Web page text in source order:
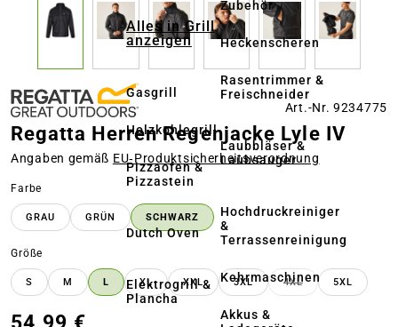
Alles in Grill
anzeigen
Gasgrill
Holzkohlegrill
Pizzaofen &
Pizzastein
Dutch Oven
Elektrogrill &
Plancha
Zubehör
Heckenscheren
Rasentrimmer &
Freischneider
Laubbläser &
Laubsauger
Hochdruckreiniger
&
Terrassenreinigung
Kehrmaschinen
Akkus &
Art.-Nr. 9234775
Regatta Herren Regenjacke Lyle IV
Angaben gemäß EU‑Produktsicherheitsverordnung
Farbe
GRAU GRÜN SCHWARZ
Größe
S M L XL XXL 3XL 4XL(DIESE OPTION
5XL